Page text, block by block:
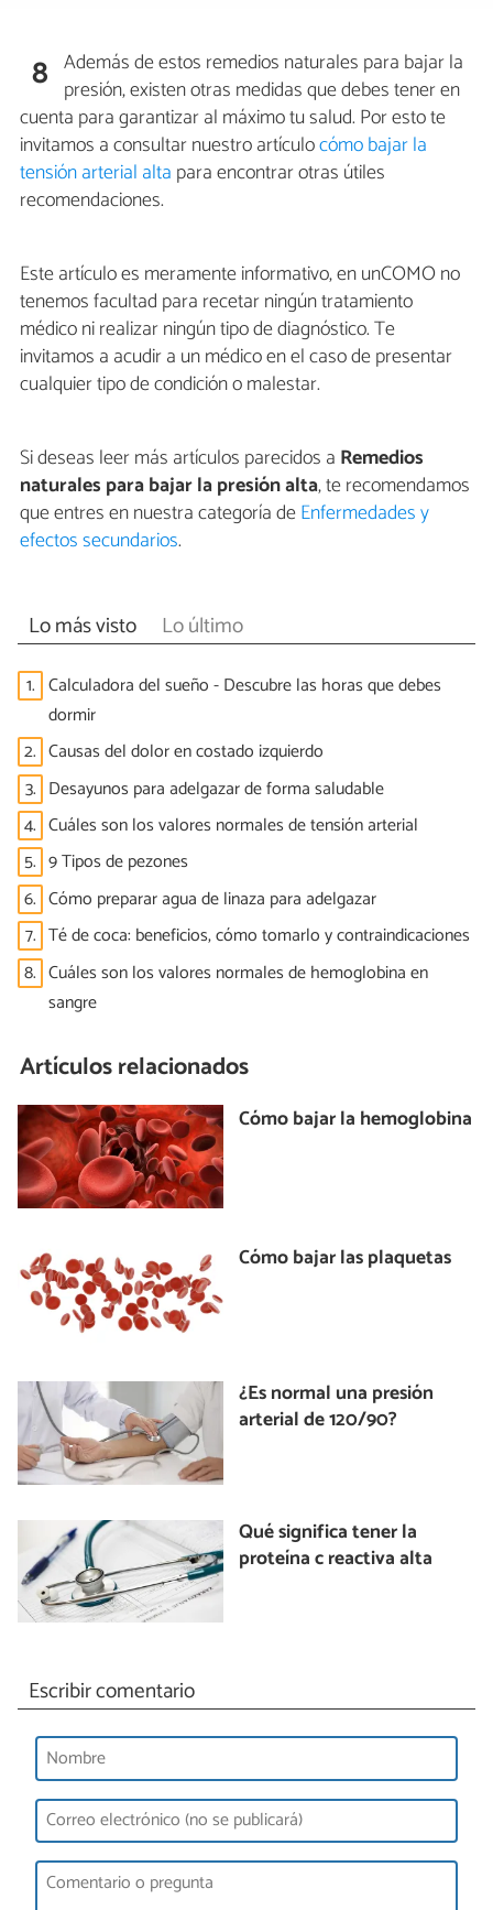
8 Además de estos remedios naturales para bajar la
presión, existen otras medidas que debes tener en
cuenta para garantizar al máximo tu salud. Por esto te
invitamos a consultar nuestro artículocómo bajar la
tensión arterial alta para encontrar otras útiles
recomendaciones.
Este artículo es meramente informativo, en unCOMO no
tenemos facultad para recetar ningún tratamiento
médico ni realizar ningún tipo de diagnóstico. Te
invitamos a acudir a un médico en el caso de presentar
cualquier tipo de condición o malestar.
Si deseas leer más artículos parecidos a Remedios
naturales para bajar la presión alta, te recomendamos
que entres en nuestra categoría deEnfermedades y
efectos secundarios.
Lo más visto Lo último
1. Calculadora del sueño - Descubre las horas que debes
dormir
2. Causas del dolor en costado izquierdo
3. Desayunos para adelgazar de forma saludable
4. Cuáles son los valores normales de tensión arterial
5. 9 Tipos de pezones
6. Cómo preparar agua de linaza para adelgazar
7. Té de coca: beneficios, cómo tomarlo y contraindicaciones
8. Cuáles son los valores normales de hemoglobina en
sangre
Artículos relacionados
Cómo bajar la hemoglobina
Cómo bajar las plaquetas
¿Es normal una presión
arterial de 120/90?
Qué significa tener la
proteína c reactiva alta
Escribir comentario